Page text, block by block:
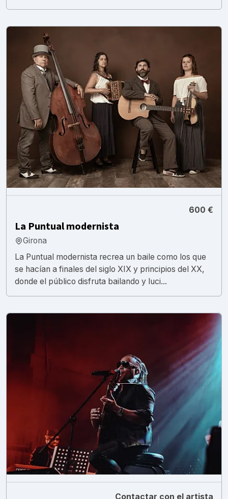
600 €
La Puntual modernista
Girona
La Puntual modernista recrea un baile como los que
se hacían a finales del siglo XIX y principios del XX,
donde el público disfruta bailando y luci...
Contactar con el artista